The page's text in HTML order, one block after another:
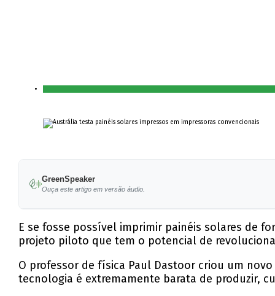
GreenSpeaker
Ouça este artigo em versão áudio.
E se fosse possível imprimir painéis solares de
projeto piloto que tem o potencial de
O professor de física Paul Dastoor criou um
tecnologia é extremamente barata de produzir,